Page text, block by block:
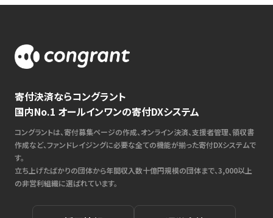
寄付決済ならコングラント
国内No.1 オールインワンの寄付DXシステム
コングラントは、寄付募集ページの作成、オンライン決済、支援者管理、領収書
作成など、ファンドレイジングに必要な全ての機能が揃った寄付DXシステムで
す。
立ち上げたばかりの団体から年間収入数十億円規模の団体まで、3,000以上
の非営利組織に選ばれています。